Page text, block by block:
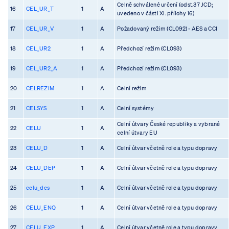
16 CEL_UR_T 1 A
Celně schválené určení (odst.37 JCD;
uvedeno v části XI. přílohy 16)
17 CEL_UR_V 1 A Požadovaný režim (CL092) - AES a CCI
18 CEL_UR2 1 A Předchozí režim (CL093)
19 CEL_UR2_A 1 A Předchozí režim (CL093)
20 CELREZIM 1 A Celní režim
21 CELSYS 1 A Celní systémy
22 CELU 1 A
Celní útvary České republiky a vybrané
celní útvary EU
23 CELU_D 1 A Celní útvar včetně role a typu dopravy
24 CELU_DEP 1 A Celní útvar včetně role a typu dopravy
25 celu_des 1 A Celní útvar včetně role a typu dopravy
26 CELU_ENQ 1 A Celní útvar včetně role a typu dopravy
27 CELU_EXP 1 A Celní útvar včetně role a typu dopravy